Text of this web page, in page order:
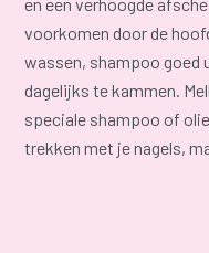
voorkomen door de
wassen, shampoo goed
dagelijks te kammen.
speciale shampoo of
trekken met je nagels,